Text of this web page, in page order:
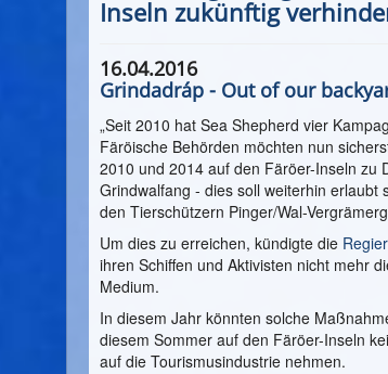
Inseln zukünftig
16.04.2016
Grindadráp - Out of our
„Seit 2010 hat Sea Shepherd vier
Färöische Behörden möchten nun
2010 und 2014 auf den Färöer-Inseln zu
Grindwalfang - dies soll weiterhin erlaubt
den Tierschützern Pinger/Wal-
Um dies zu erreichen, kündigte die
ihren Schiffen und Aktivisten nicht mehr
Medium.
In diesem Jahr könnten solche
diesem Sommer auf den Färöer-Inseln
auf die Tourismusindustrie nehmen.